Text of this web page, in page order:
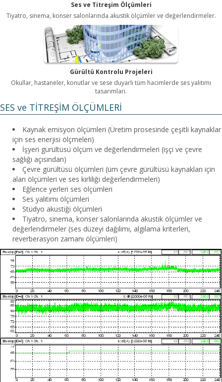
Ses ve Titreşim Ölçümleri
Tiyatro, sinema, konser salonlarında akustik ölçümler ve değerlendirmeler.
Gürültü Kontrolu Projeleri
Okullar, hastaneler, konutlar ve sese duyarlı tüm hacimlerde ses yalıtımı
tasarımları.
SES ve TİTREŞİM ÖLÇÜMLERİ
Kaynak emisyon ölçümleri (Üretim prosesinde çeşitli kaynaklar
için ses enerjisi ölçmeleri)
İşyeri gürültüsü ölçüm ve değerlendirmeleri (işçi ve çevre
sağlığı açısından)
Çevre gürültüsü ölçümleri (üm çevre gürültüsü kaynakları için
alan ölçümleri ve ses kirliliği değerlendirmeleri)
Eğlence yerleri ses ölçümleri
Ses yalıtımı ölçümleri
Stüdyo akustiği ölçümleri
Tiyatro, sinema, konser salonlarında akustik ölçümler ve
değerlendirmeler (ses düzeyi dağılımı, algılama kriterleri,
reverberasyon zamanı ölçümleri)